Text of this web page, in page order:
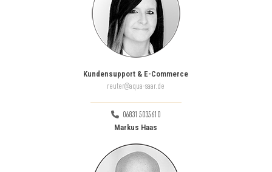
Kundensupport & E-Commerce
reuter@aqua-saar.de
06831 5035610
Markus Haas